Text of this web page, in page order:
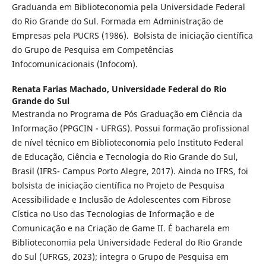
Graduanda em Biblioteconomia pela Universidade Federal
do Rio Grande do Sul. Formada em Administração de
Empresas pela PUCRS (1986). Bolsista de iniciação científica
do Grupo de Pesquisa em Competências
Infocomunicacionais (Infocom).
Renata Farias Machado, Universidade Federal do Rio
Grande do Sul
Mestranda no Programa de Pós Graduação em Ciência da
Informação (PPGCIN - UFRGS). Possui formação profissional
de nível técnico em Biblioteconomia pelo Instituto Federal
de Educação, Ciência e Tecnologia do Rio Grande do Sul,
Brasil (IFRS- Campus Porto Alegre, 2017). Ainda no IFRS, foi
bolsista de iniciação científica no Projeto de Pesquisa
Acessibilidade e Inclusão de Adolescentes com Fibrose
Cística no Uso das Tecnologias de Informação e de
Comunicação e na Criação de Game II. É bacharela em
Biblioteconomia pela Universidade Federal do Rio Grande
do Sul (UFRGS, 2023); integra o Grupo de Pesquisa em